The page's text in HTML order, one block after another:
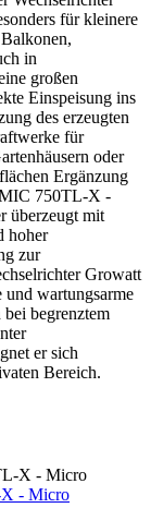
für kleinere
in
großen
Einspeisung ins
des erzeugten
für
oder
Ergänzung
MIC 750TL-X -
überzeugt mit
hoher
zur
Growatt
wartungsarme
begrenztem
er sich
Bereich.
- Micro